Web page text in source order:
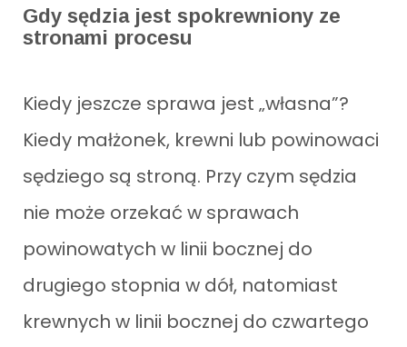
Gdy sędzia jest spokrewniony ze
stronami procesu
Kiedy jeszcze sprawa jest „własna”?
Kiedy małżonek, krewni lub powinowaci
sędziego są stroną. Przy czym sędzia
nie może orzekać w sprawach
powinowatych w linii bocznej do
drugiego stopnia w dół, natomiast
krewnych w linii bocznej do czwartego